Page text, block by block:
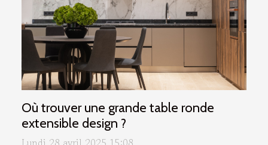
Où trouver une grande table ronde
extensible design ?